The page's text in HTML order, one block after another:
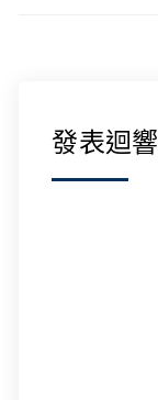
發表迴響